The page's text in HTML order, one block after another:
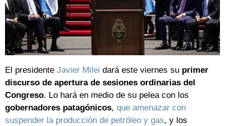
El presidente Javier Milei dará este viernes su primer
discurso de apertura de sesiones ordinarias del
Congreso. Lo hará en medio de su pelea con los
gobernadores patagónicos, que amenazar con
suspender la producción de petróleo y gas, y los